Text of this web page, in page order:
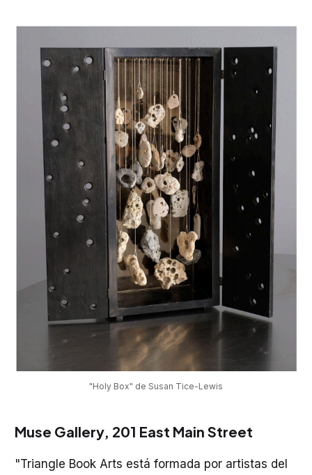
"Holy Box" de Susan Tice-Lewis
Muse Gallery, 201 East Main Street
"Triangle Book Arts está formada por artistas del